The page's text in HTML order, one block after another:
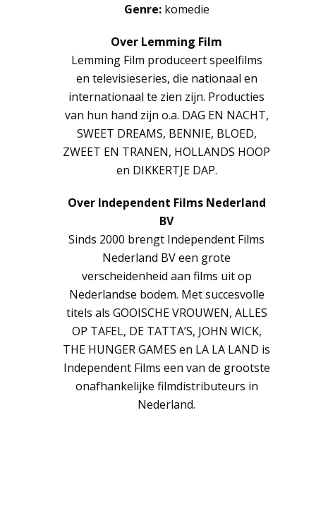
Genre:komedie
Over Lemming Film
Lemming Film produceert speelfilms
en televisieseries, die nationaal en
internationaal te zien zijn. Producties
van hun hand zijn o.a. DAG EN NACHT,
SWEET DREAMS, BENNIE, BLOED,
ZWEET EN TRANEN, HOLLANDS HOOP
en DIKKERTJE DAP.
Over Independent Films Nederland
BV
Sinds 2000 brengt Independent Films
Nederland BV een grote
verscheidenheid aan films uit op
Nederlandse bodem. Met succesvolle
titels als GOOISCHE VROUWEN, ALLES
OP TAFEL, DE TATTA’S, JOHN WICK,
THE HUNGER GAMES en LA LA LAND is
Independent Films een van de grootste
onafhankelijke filmdistributeurs in
Nederland.